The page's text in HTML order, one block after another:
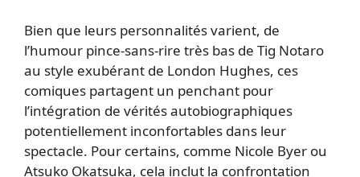
Bien que leurs personnalités varient, de
l’humour pince-sans-rire très bas de Tig Notaro
au style exubérant de London Hughes, ces
comiques partagent un penchant pour
l’intégration de vérités autobiographiques
potentiellement inconfortables dans leur
spectacle. Pour certains, comme Nicole Byer ou
Atsuko Okatsuka, cela inclut la confrontation